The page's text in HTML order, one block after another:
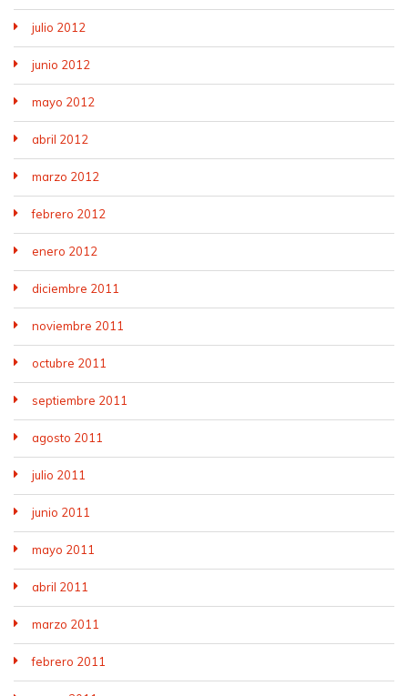
julio 2012
junio 2012
mayo 2012
abril 2012
marzo 2012
febrero 2012
enero 2012
diciembre 2011
noviembre 2011
octubre 2011
septiembre 2011
agosto 2011
julio 2011
junio 2011
mayo 2011
abril 2011
marzo 2011
febrero 2011